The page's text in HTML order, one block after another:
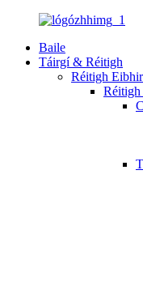
Baile
Táirgí & Réitigh
Réitigh
Réitigh